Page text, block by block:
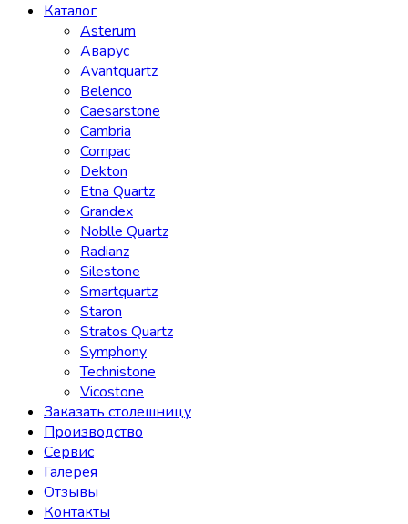
Каталог
Asterum
Аварус
Avantquartz
Belenco
Caesarstone
Cambria
Compac
Dekton
Etna Quartz
Grandex
Noblle Quartz
Radianz
Silestone
Smartquartz
Staron
Stratos Quartz
Symphony
Technistone
Vicostone
Заказать столешницу
Производство
Сервис
Галерея
Отзывы
Контакты